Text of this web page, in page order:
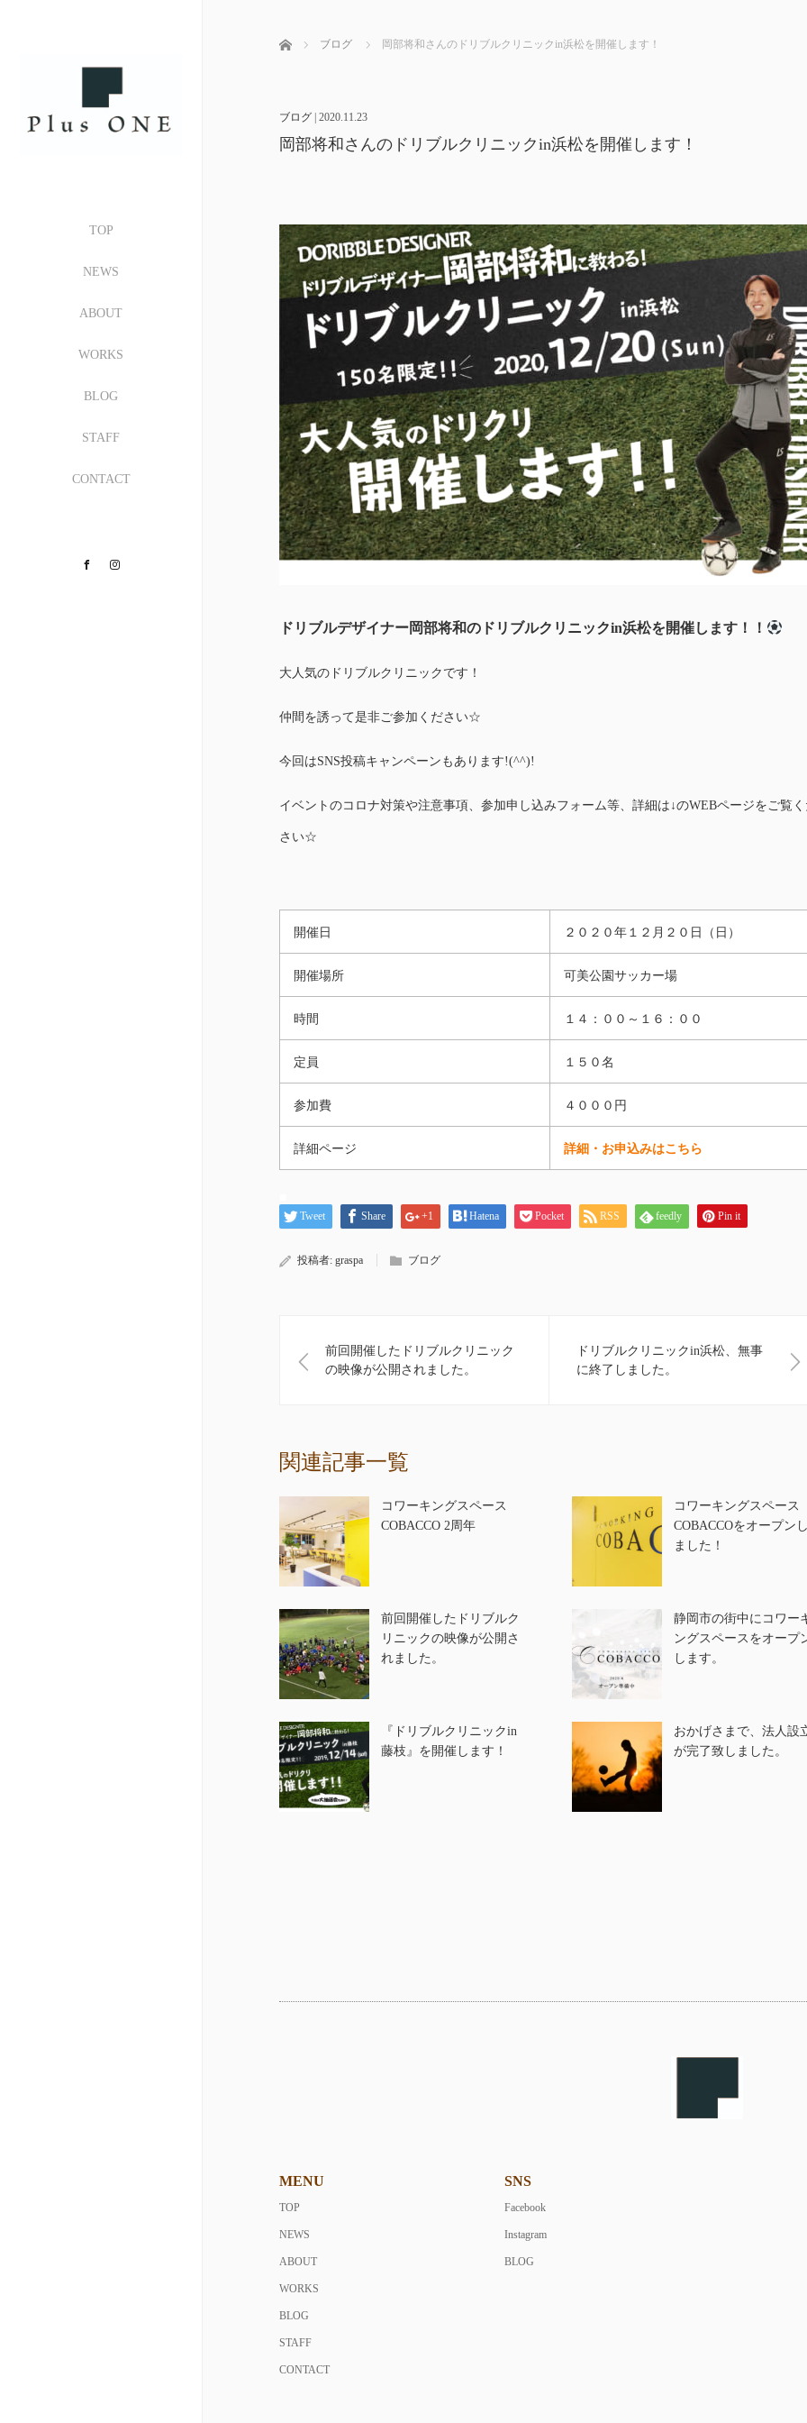
TOP
NEWS
ABOUT
WORKS
BLOG
STAFF
CONTACT
Facebook
ホーム ブログ 岡部将和さんのドリブルクリニックin浜松を開催します！
ブログ| 2020.11.23
岡部将和さんのドリブルクリニックin浜松を開催します！
ドリブルデザイナー岡部将和のドリブルクリニックin浜松を開催します！！
大人気のドリブルクリニックです！
仲間を誘って是非ご参加ください☆
今回はSNS投稿キャンペーンもあります!(^^)!
イベントのコロナ対策や注意事項、参加申し込みフォーム等、詳細は↓のWEBページをご覧く
さい☆
開催日 ２０２０年１２月２０日（日）
開催場所 可美公園サッカー場
時間 １４：００～１６：００
定員 １５０名
参加費 ４０００円
詳細ページ 詳細・お申込みはこちら
Tweet Share +1 Hatena Pocket RSS feedly Pin it
投稿者: graspa ブログ
前回開催したドリブルクリニック
の映像が公開されました。
ドリブルクリニックin浜松、無事
に終了しました。
関連記事一覧
コワーキングスペース
COBACCO 2周年
コワーキングスペース
COBACCOをオープン
ました！
前回開催したドリブルク
リニックの映像が公開さ
れました。
静岡市の街中にコワー
ングスペースをオープ
します。
『ドリブルクリニックin
藤枝』を開催します！
おかげさまで、法人設
が完了致しました。
MENU
TOP
NEWS
ABOUT
WORKS
BLOG
STAFF
CONTACT
SNS
Facebook
Instagram
BLOG